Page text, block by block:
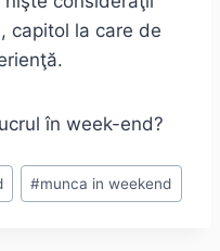
capitol la care de
în week-end?
#munca in weekend